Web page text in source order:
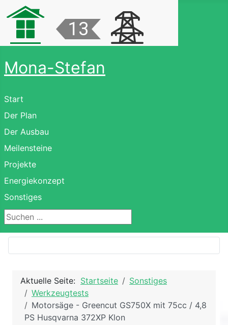
Mona-Stefan
Start
Der Plan
Der Ausbau
Meilensteine
Projekte
Energiekonzept
Sonstiges
Suchen ...
Aktuelle Seite: Startseite
Sonstiges
Werkzeugtests
Motorsäge - Greencut GS750X mit 75cc / 4,8
PS Husqvarna 372XP Klon